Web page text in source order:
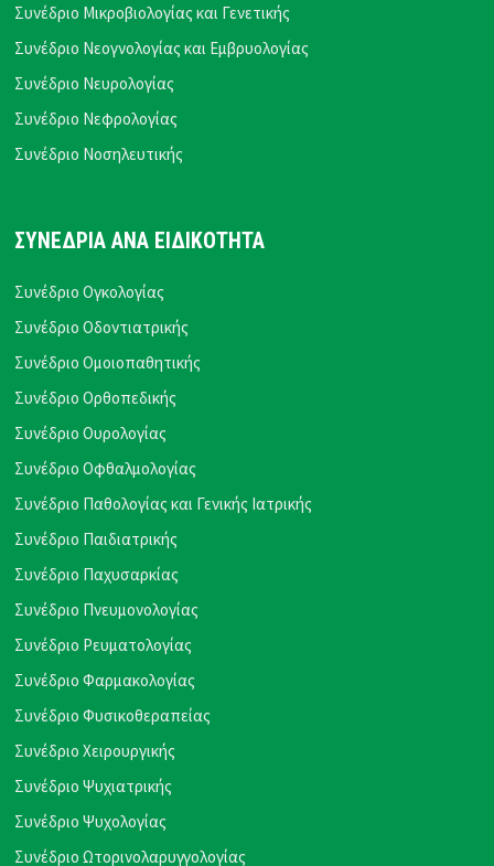
Συνέδριο Μικροβιολογίας και Γενετικής
Συνέδριο Νεογνολογίας και Εμβρυολογίας
Συνέδριο Νευρολογίας
Συνέδριο Νεφρολογίας
Συνέδριο Νοσηλευτικής
ΣΥΝΕΔΡΙΑ ΑΝΑ ΕΙΔΙΚΟΤΗΤΑ
Συνέδριο Ογκολογίας
Συνέδριο Οδοντιατρικής
Συνέδριο Ομοιοπαθητικής
Συνέδριο Ορθοπεδικής
Συνέδριο Ουρολογίας
Συνέδριο Οφθαλμολογίας
Συνέδριο Παθολογίας και Γενικής Ιατρικής
Συνέδριο Παιδιατρικής
Συνέδριο Παχυσαρκίας
Συνέδριο Πνευμονολογίας
Συνέδριο Ρευματολογίας
Συνέδριο Φαρμακολογίας
Συνέδριο Φυσικοθεραπείας
Συνέδριο Χειρουργικής
Συνέδριο Ψυχιατρικής
Συνέδριο Ψυχολογίας
Συνέδριο Ωτορινολαρυγγολογίας